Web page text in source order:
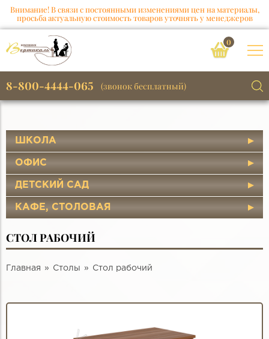
Внимание! В связи с постоянными изменениями цен на материалы,
просьба актуальную стоимость товаров уточнять у менеджеров
0
8-800-4444-065 (звонок бесплатный)
ШКОЛА
ОФИС
ДЕТСКИЙ САД
КАФЕ, СТОЛОВАЯ
СТОЛ РАБОЧИЙ
Главная Столы Стол рабочий